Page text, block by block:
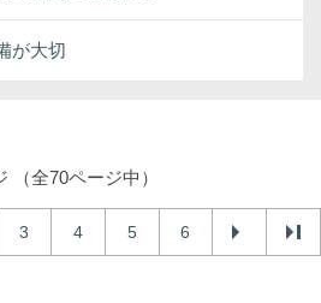
が大切
（全70ページ中）
3 4 5 6